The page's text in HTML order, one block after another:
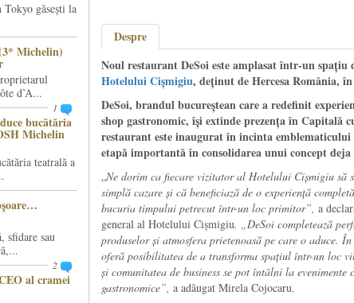
găsești la
Michelin)
d’A...
1
bucătăria
Michelin
teatrală a
sfidare sau
2
al cramei
Despre
Noul restaurant DeSoi este amplasat într-un
Hotelului Cișmigiu, deținut de Hercesa România,
DeSoi, brandul bucureștean care a redefinit
shop gastronomic, își extinde prezența în Capitală
restaurant este inaugurat în incinta
etapă importantă în consolidarea unui concept
„Ne dorim ca fiecare vizitator al Hotelului Cișmigiu să
simplă cazare și că beneficiază de o experiență
bucuria timpului petrecut într-un loc primitor”, a
general al Hotelului Cișmigiu. „DeSoi completează
produselor și atmosfera prietenoasă pe care o aduce.
oferă posibilitatea de a transforma spațiul într-un loc
și comunitatea de business se pot întâlni la evenimente
gastronomice”, a adăugat Mirela Cojocaru.